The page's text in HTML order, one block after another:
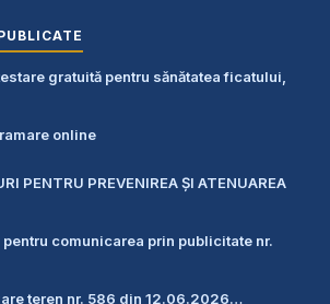
gratuită pentru sănătatea ficatului,
online
PENTRU PREVENIREA ŞI ATENUAREA
comunicarea prin publicitate nr.
teren nr. 586 din 12.06.2026…